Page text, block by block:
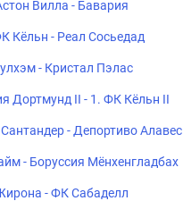
Вилла - Бавария
Кёльн - Реал Сосьедад
- Кристал Пэлас
Дортмунд II - 1. ФК Кёльн II
Сантандер - Депортиво Алавес
- Боруссия Мёнхенгладбах
- ФК Сабаделл